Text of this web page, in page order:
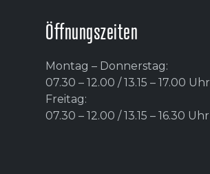
Öffnungszeiten
Montag – Donnerstag:
07.30 – 12.00 / 13.15 – 17.00 Uhr
Freitag:
07.30 – 12.00 / 13.15 – 16.30 Uhr